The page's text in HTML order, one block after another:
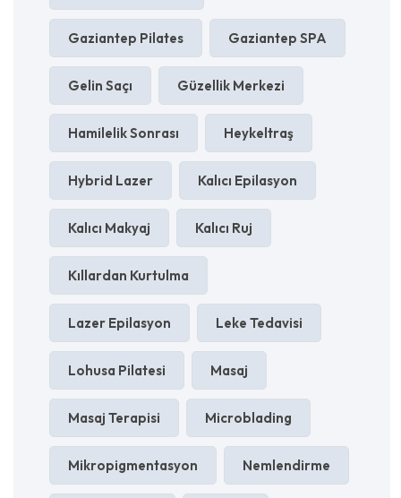
Gaziantep Pilates Gaziantep SPA
Gelin Saçı Güzellik Merkezi
Hamilelik Sonrası Heykeltraş
Hybrid Lazer Kalıcı Epilasyon
Kalıcı Makyaj Kalıcı Ruj
Kıllardan Kurtulma
Lazer Epilasyon Leke Tedavisi
Lohusa Pilatesi Masaj
Masaj Terapisi Microblading
Mikropigmentasyon Nemlendirme